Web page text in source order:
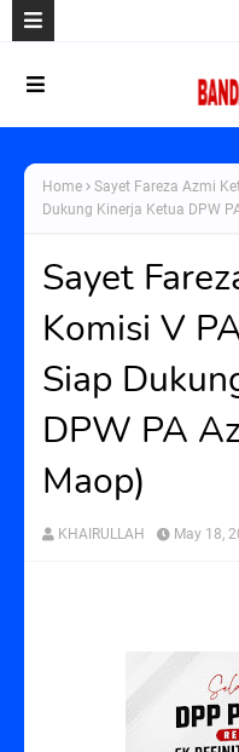
Home
Sayet Fareza Azmi
Dukung Kinerja Ketua DPW
Sayet
Komisi V
Siap
DPW PA
Maop)
KHAIRULLAH May 18,